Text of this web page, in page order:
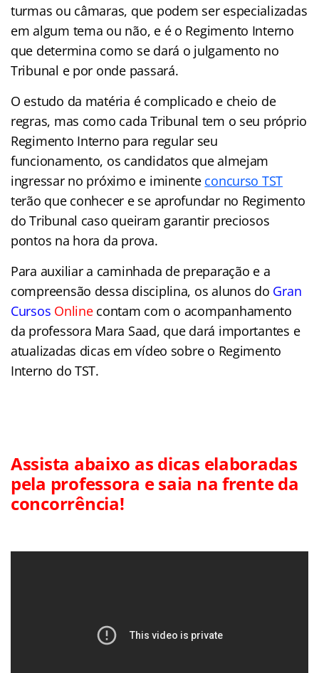
turmas ou câmaras, que podem ser especializadas
em algum tema ou não, e é o Regimento Interno
que determina como se dará o julgamento no
Tribunal e por onde passará.
O estudo da matéria é complicado e cheio de
regras, mas como cada Tribunal tem o seu próprio
Regimento Interno para regular seu
funcionamento, os candidatos que almejam
ingressar no próximo e iminente concurso TST
terão que conhecer e se aprofundar no Regimento
do Tribunal caso queiram garantir preciosos
pontos na hora da prova.
Para auxiliar a caminhada de preparação e a
compreensão dessa disciplina, os alunos do Gran
Cursos Onlinecontam com o acompanhamento
da professora Mara Saad, que dará importantes e
atualizadas dicas em vídeo sobre o Regimento
Interno do TST.
Assista abaixo as dicas elaboradas
pela professora e saia na frente da
concorrência!